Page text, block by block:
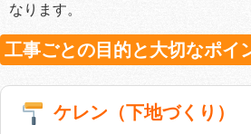
なります。
工事ごとの目的と大切なポイ
ケレン（下地づくり）